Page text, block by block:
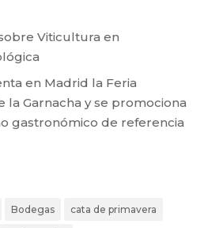
Viticultura en
en Madrid la Feria
la Garnacha y se promociona
gastronómico de referencia
Bodegas cata de primavera